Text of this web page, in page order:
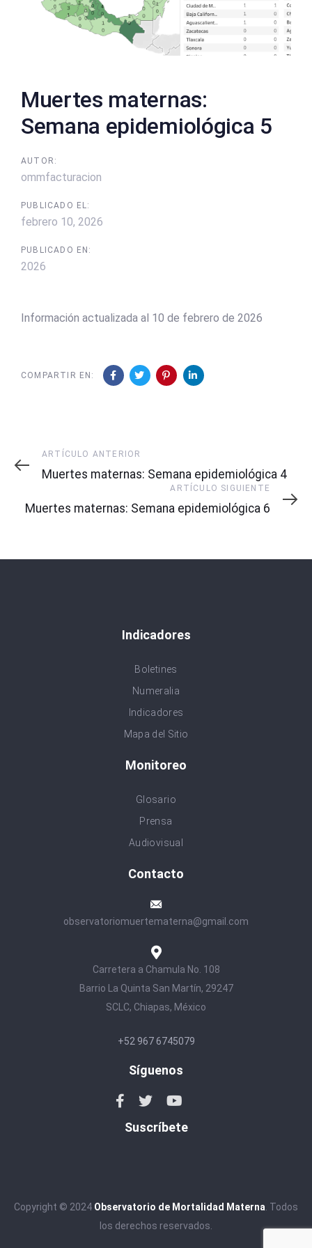
Muertes maternas:
Semana epidemiológica 5
AUTOR:
ommfacturacion
PUBLICADO EL:
febrero 10, 2026
PUBLICADO EN:
2026
Información actualizada al 10 de febrero de 2026
COMPARTIR EN:
Artículo
Anterior
ARTÍCULO ANTERIOR
Muertes maternas: Semana epidemiológica 4
Siguiente
ARTÍCULO SIGUIENTE
Muertes maternas: Semana epidemiológica 6
Indicadores
Boletines
Numeralia
Indicadores
Mapa del Sitio
Monitoreo
Glosario
Prensa
Audiovisual
Contacto
observatoriomuertematerna@gmail.com
Carretera a Chamula No. 108
Barrio La Quinta San Martín, 29247
SCLC, Chiapas, México
+52 967 6745079
Síguenos
Suscríbete
Copyright © 2024 Observatorio de Mortalidad Materna . Todos
los derechos reservados.